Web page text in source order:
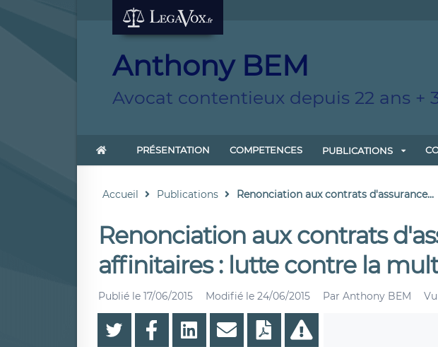
Anthony BEM
Avocat contentieux depuis 22 ans +
PRÉSENTATION COMPETENCES PUBLICATIONS
Accueil Publications Renonciation aux contrats d'assurance...
Renonciation aux contrats
affinitaires : lutte contre la
Publié le 17/06/2015 Modifié le 24/06/2015 Par Anthony BEM